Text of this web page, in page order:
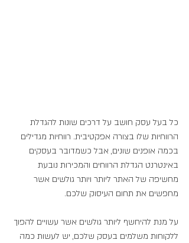
כל בעל עסק חושב על דרכים שונות להגדלת
הרווחיות שלו בצורה אפקטיבית. רווחיות מגדילים
בכמה אופנים שונים, אבל כשמדובר בעסקים
באינטרנט הגדלת הרווחים והמכירות נובעת
מחשיפה של האתר ליותר ויותר גולשים אשר
מחפשים את תחום העיסוק שלכם.
על מנת להיחשף ליותר גולשים אשר עשויים להפוך
ללקוחות משלמים בעסק שלכם, יש לעשות כמה